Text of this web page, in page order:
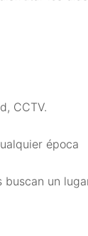
CCTV.
época
buscan un